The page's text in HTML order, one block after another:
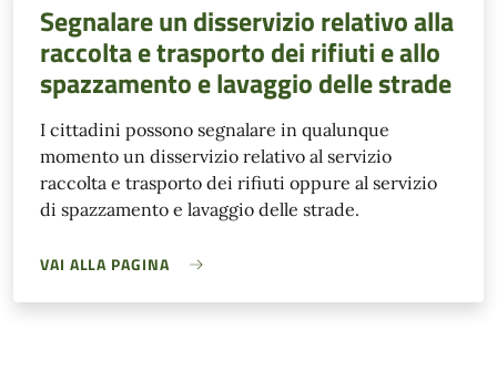
Segnalare un disservizio relativo alla
raccolta e trasporto dei rifiuti e allo
spazzamento e lavaggio delle strade
I cittadini possono segnalare in qualunque
momento un disservizio relativo al servizio
raccolta e trasporto dei rifiuti oppure al servizio
di spazzamento e lavaggio delle strade.
VAI ALLA PAGINA